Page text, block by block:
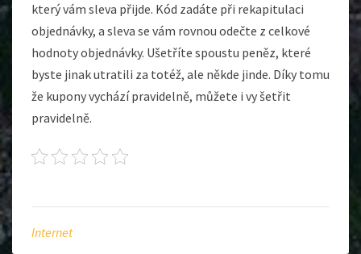
který vám sleva přijde. Kód zadáte při rekapitulaci
objednávky, a sleva se vám rovnou odečte z celkové
hodnoty objednávky. Ušetříte spoustu peněz, které
byste jinak utratili za totéž, ale někde jinde. Díky tomu
že kupony vychází pravidelně, můžete i vy šetřit
pravidelně.
Internet